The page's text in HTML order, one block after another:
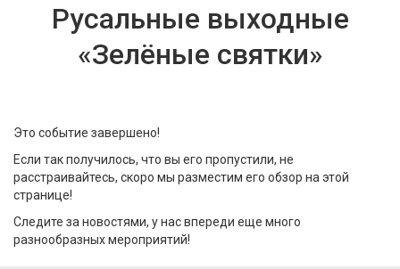
Русальные выходные
«Зелёные святки»
Это событие завершено!
Если так получилось, что вы его пропустили, не
расстраивайтесь, скоро мы разместим его обзор на этой
странице!
Следите за новостями, у нас впереди еще много
разнообразных мероприятий!